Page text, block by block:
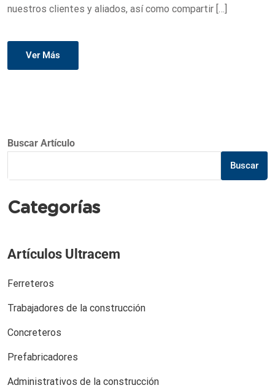
nuestros clientes y aliados, así como compartir […]
Ver Más
Buscar Artículo
Buscar
Categorías
Artículos Ultracem
Ferreteros
Trabajadores de la construcción
Concreteros
Prefabricadores
Administrativos de la construcción